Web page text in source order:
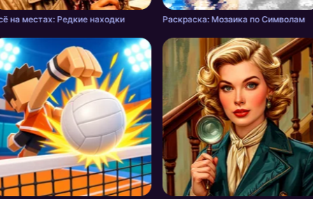
на местах: Редкие находки Раскраска: Мозаика по Символам